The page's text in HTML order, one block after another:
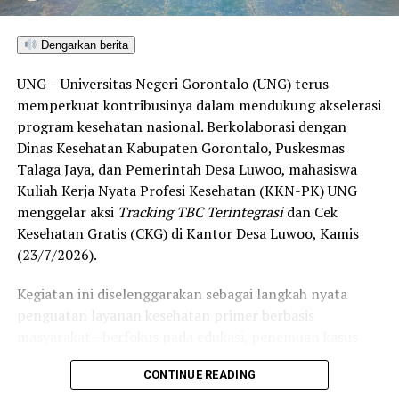
di Gorontalo masih berada pada kategori “Berkembang”
tertinggi di kawasan SulutGo sebagaimana dipaparkan
dalam Rakorwil TPAKD,” ungkap Wawali Indra Gobel
usai kegiatan.
Indra menambahkan, skor IKAD ini membuktikan bahwa
tingkat keterjangkauan, pemanfaatan, serta inklusivitas
layanan keuangan bagi masyarakat di Kota Gorontalo
berada di posisi terdepan.
menjadi indikator kuat atas keberhasilan pemerintah
daerah dalam mendorong masyarakat agar makin
fasilitas jasa keuangan yang berkelanjutan.
Dengarkan berita
UNG – Universitas Negeri Gorontalo (UNG) terus
memperkuat kontribusinya dalam mendukung akselerasi
program kesehatan nasional. Berkolaborasi dengan
Dinas Kesehatan Kabupaten Gorontalo, Puskesmas
Talaga Jaya, dan Pemerintah Desa Luwoo, mahasiswa
Kuliah Kerja Nyata Profesi Kesehatan (KKN-PK) UNG
menggelar aksi Tracking TBC Terintegrasidan Cek
Kesehatan Gratis (CKG) di Kantor Desa Luwoo, Kamis
(23/7/2026).
Kegiatan ini diselenggarakan sebagai langkah nyata
penguatan layanan kesehatan primer berbasis
case finding), deteksi dini, serta pemutusan rantai
penularan tuberkulosis (TBC) yang masih menjadi salah
CONTINUE READING